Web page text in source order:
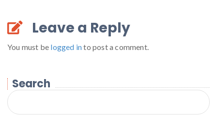
Leave a Reply
You must be logged into post a comment.
Search